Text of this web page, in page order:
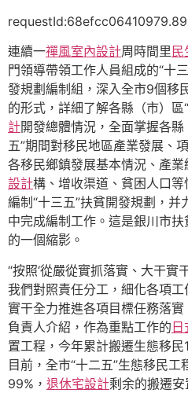
連續一禪風室內設計周時間里
門領導帶領工作人員組成的“十
發規劃編制組，深入全市9個移
的形式，詳細了解各縣（市）區
計開發總體情況，全面掌握各縣
五”期間對移民地區產業發展、
各移民鄉鎮發展基本情況、產
設計構、增收渠道、貧困人口
編制“十三五”扶貧開發規劃，并
中完成編制工作。這是銀川市
的一個縮影。
“按照‘從嚴從實抓落實、大干實
我們對照責任分工，細化各項工
實干全力推進各項目標任務落實
負責人介紹，作為重點工作的
置工程，今年累計搬遷生態移民1
目前，全市“十二五”生態移民工
99%， 退休宅設計剩余的搬遷